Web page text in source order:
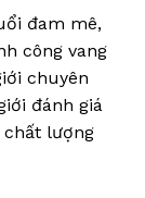
đam mê,
công vang
chuyên
đánh giá
chất lượng